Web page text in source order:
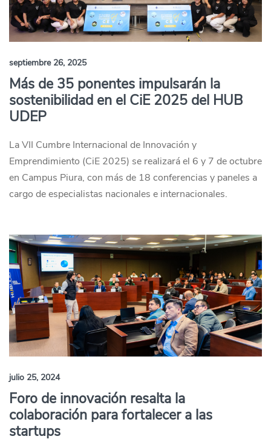
septiembre 26, 2025
Más de 35 ponentes impulsarán la
sostenibilidad en el CiE 2025 del HUB
UDEP
La VII Cumbre Internacional de Innovación y
Emprendimiento (CiE 2025) se realizará el 6 y 7 de octubre
en Campus Piura, con más de 18 conferencias y paneles a
cargo de especialistas nacionales e internacionales.
julio 25, 2024
Foro de innovación resalta la
colaboración para fortalecer a las
startups